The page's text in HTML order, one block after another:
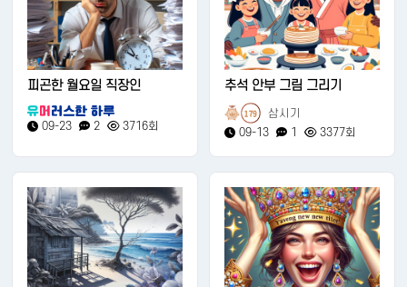
피곤한 월요일 직장인
09-23 2 3716회
추석 안부 그림 그리기
179
삼시기
09-13
1 3377회